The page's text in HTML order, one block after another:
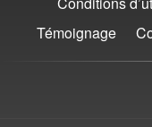
Témoignage